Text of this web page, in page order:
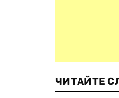
ЧИТАЙТЕ